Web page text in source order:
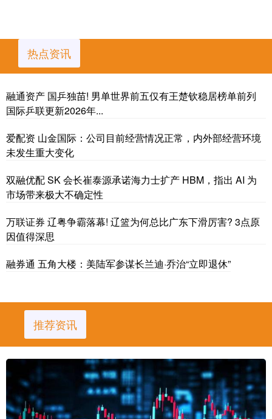
热点资讯
融通资产 国乒独苗! 男单世界前五仅有王楚钦稳居榜单前列
国际乒联更新2026年...
爱配资 山金国际：公司目前经营情况正常，内外部经营环境
未发生重大变化
双融优配 SK 会长崔泰源承诺海力士扩产 HBM，指出 AI 为
市场带来极大不确定性
万联证券 辽粤争霸落幕! 辽篮为何总比广东下滑厉害? 3点原
因值得深思
融券通 五角大楼：美陆军参谋长兰迪·乔治“立即退休”
推荐资讯